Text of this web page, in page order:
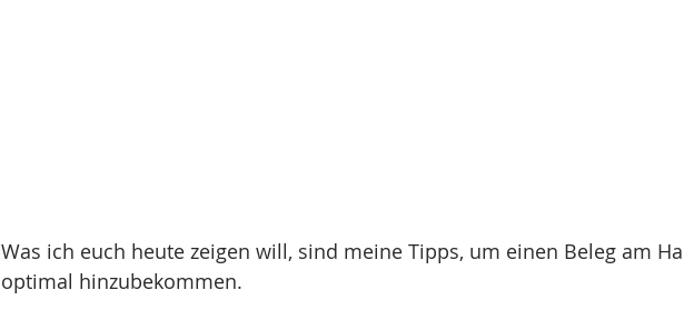
Was ich euch heute zeigen will, sind meine Tipps, um einen Beleg am
optimal hinzubekommen.